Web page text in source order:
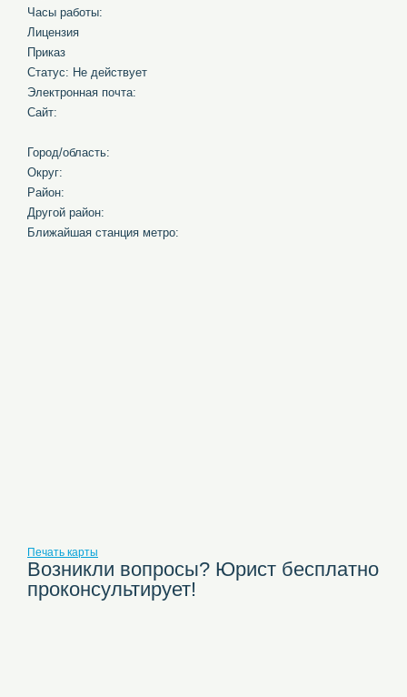
Часы работы:
Лицензия
Приказ
Статус: Не действует
Электронная почта:
Сайт:
Город/область:
Округ:
Район:
Другой район:
Ближайшая станция метро:
Печать карты
Возникли вопросы? Юрист бесплатно
проконсультирует!